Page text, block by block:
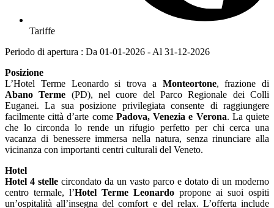
Tariffe
Periodo di apertura : Da 01-01-2026 - Al 31-12-2026
Posizione
L’Hotel Terme Leonardo si trova a Monteortone, frazione di
Abano Terme (PD), nel cuore del Parco Regionale dei Colli
Euganei. La sua posizione privilegiata consente di raggiungere
facilmente città d’arte come Padova, Venezia e Verona. La quiete
che lo circonda lo rende un rifugio perfetto per chi cerca una
vacanza di benessere immersa nella natura, senza rinunciare alla
vicinanza con importanti centri culturali del Veneto.
Hotel
Hotel 4 stelle circondato da un vasto parco e dotato di un moderno
centro termale, l’Hotel Terme Leonardo propone ai suoi ospiti
un’ospitalità all’insegna del comfort e del relax. L’offerta include